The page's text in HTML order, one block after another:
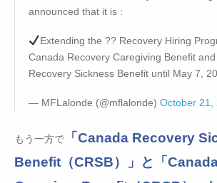
announced that it is :
Extending the ?? Recovery Hiring
Canada Recovery Caregiving Benefit
Recovery Sickness Benefit until May 7,
— MFLalonde (@mflalonde) October 21,
もう一方で
「Canada Recovery
Benefit（CRSB）」と「